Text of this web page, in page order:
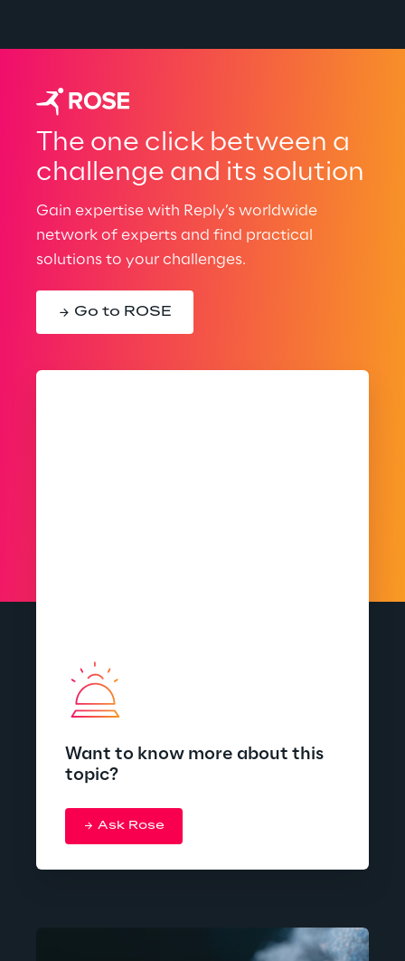
The one click between a
challenge and its solution
Gain expertise with Reply’s worldwide
network of experts and find practical
solutions to your challenges.
Go to ROSE
Want to know more about this
topic?
Ask Rose